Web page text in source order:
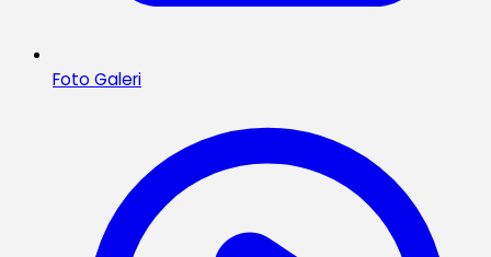
Foto Galeri